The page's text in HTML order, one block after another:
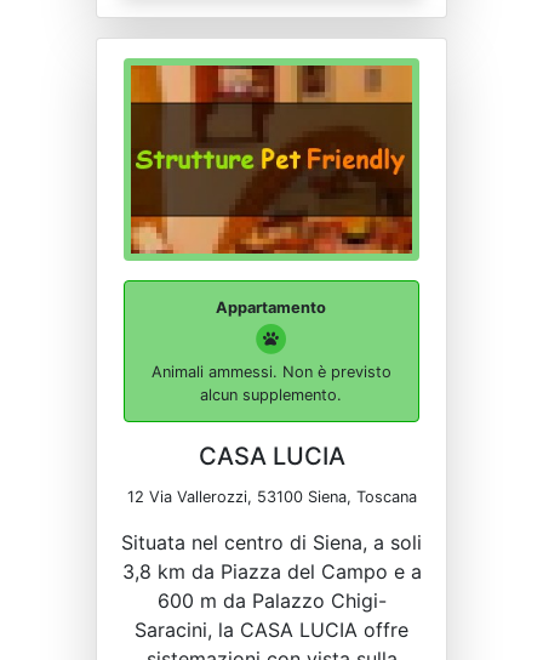
Appartamento
Animali ammessi. Non è previsto
alcun supplemento.
CASA LUCIA
12 Via Vallerozzi, 53100 Siena, Toscana
Situata nel centro di Siena, a soli
3,8 km da Piazza del Campo e a
600 m da Palazzo Chigi-
Saracini, la CASA LUCIA offre